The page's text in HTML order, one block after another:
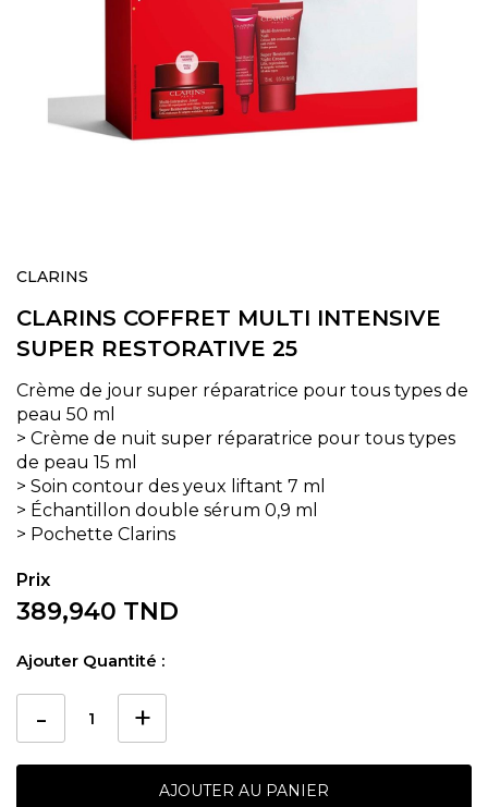
CLARINS
CLARINS COFFRET MULTI INTENSIVE
SUPER RESTORATIVE 25
Crème de jour super réparatrice pour tous types de
peau 50 ml
> Crème de nuit super réparatrice pour tous types
de peau 15 ml
> Soin contour des yeux liftant 7 ml
> Échantillon double sérum 0,9 ml
> Pochette Clarins
389,940 TND
Ajouter Quantité :
AJOUTER AU PANIER
to
beginning
of
the
images
gallery